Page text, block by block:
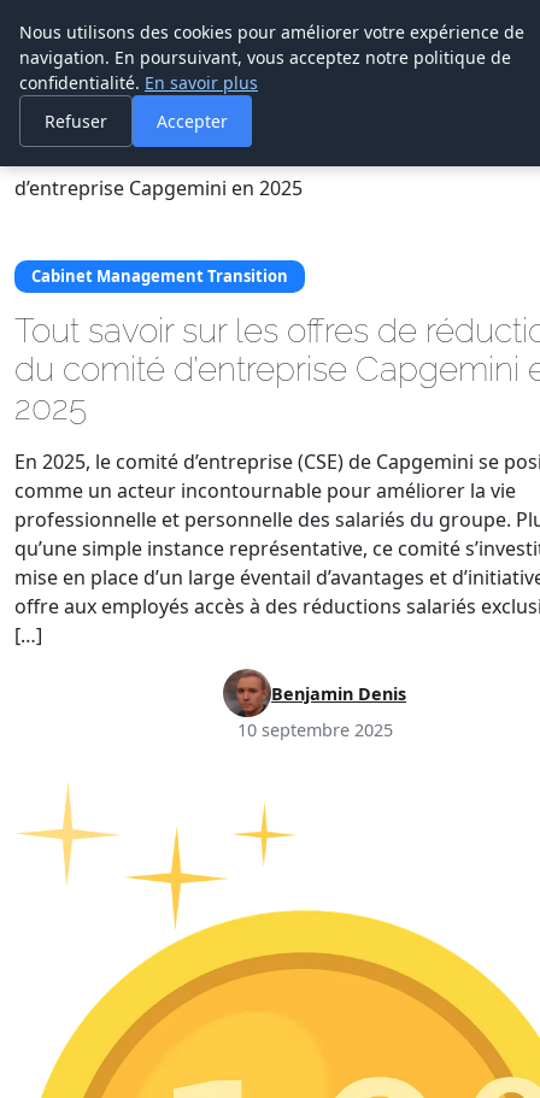
Cabinet De
Management De
Transition
Accueil Cabinet Management Transition
d’entreprise Capgemini en 2025
Cabinet Management Transition
Tout savoir sur les offres de
du comité d’entreprise Capgemini
2025
En 2025, le comité d’entreprise (CSE) de Capgemini se
comme un acteur incontournable pour améliorer la vie
professionnelle et personnelle des salariés du groupe.
qu’une simple instance représentative, ce comité
mise en place d’un large éventail d’avantages et
offre aux employés accès à des réductions salariés
[…]
Benjamin Denis
10 septembre 2025
Nous utilisons des cookies pour améliorer votre expérience de
navigation. En poursuivant, vous acceptez notre politique de
confidentialité. En savoir plus
Refuser
Accepter